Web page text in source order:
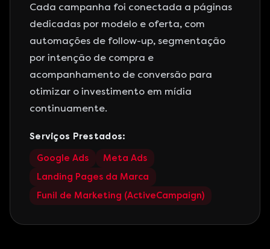
Cada campanha foi conectada a páginas
dedicadas por modelo e oferta, com
automações de follow-up, segmentação
por intenção de compra e
acompanhamento de conversão para
otimizar o investimento em mídia
continuamente.
Serviços Prestados:
Google Ads
Meta Ads
Landing Pages da Marca
Funil de Marketing (ActiveCampaign)